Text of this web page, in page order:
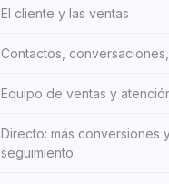
El cliente y las ventas
Contactos,
Equipo de ventas y
Directo: más conversiones
seguimiento